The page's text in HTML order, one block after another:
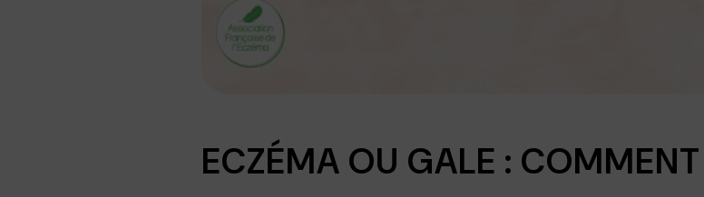
ECZÉMA OU GALE :